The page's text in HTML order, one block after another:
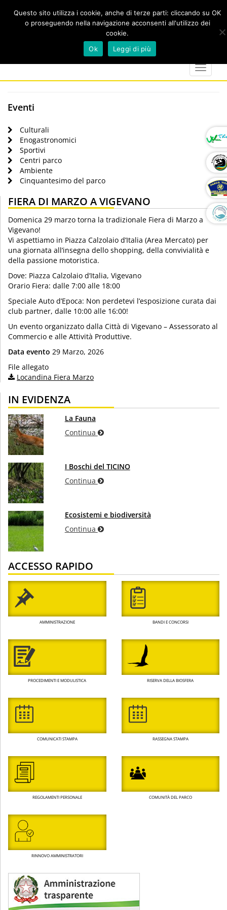
marker
calendar
Toggle
Eventi
Culturali
Enogastronomici
Sportivi
Centri parco
Ambiente
Cinquantesimo del parco
FIERA DI MARZO A VIGEVANO
Domenica 29 marzo torna la tradizionale Fiera di Marzo a
Vigevano!
Vi aspettiamo in Piazza Calzolaio d’Italia (Area Mercato) per
una giornata all’insegna dello shopping, della convivialità e
della passione motoristica.
Dove: Piazza Calzolaio d’Italia, Vigevano
Orario Fiera: dalle 7:00 alle 18:00
Speciale Auto d’Epoca: Non perdetevi l’esposizione curata dai
club partner, dalle 10:00 alle 16:00!
Un evento organizzato dalla Città di Vigevano – Assessorato al
Commercio e alle Attività Produttive.
Data evento 29 Marzo, 2026
File allegato
Locandina Fiera Marzo
IN EVIDENZA
La Fauna
Continua
I Boschi del TICINO
Continua
Ecosistemi e biodiversità
Continua
ACCESSO RAPIDO
AMMINISTRAZIONE BANDI E CONCORSI
PROCEDIMENTI E MODULISTICA RISERVA DELLA BIOSFERA
COMUNICATI STAMPA RASSEGNA STAMPA
REGOLAMENTI PERSONALE COMUNITÀ DEL PARCO
RINNOVO AMMINISTRATORI
Questo sito utilizza i cookie, anche di terze parti: cliccando su OK
o proseguendo nella navigazione acconsenti all'utilizzo dei
cookie.
Ok
Leggi di più